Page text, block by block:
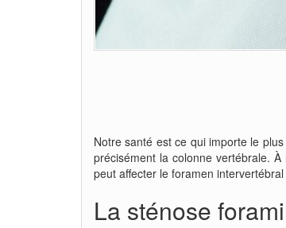
Notre santé est ce qui importe le
précisément la colonne vertébrale.
peut affecter le foramen
La sténose